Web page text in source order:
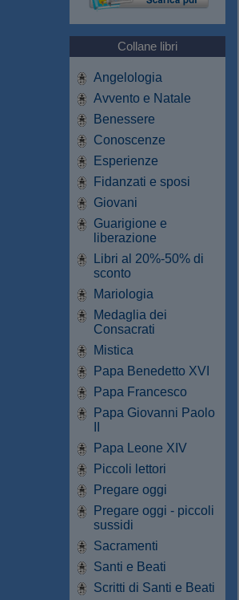
Collane libri
Angelologia
Avvento e Natale
Benessere
Conoscenze
Esperienze
Fidanzati e sposi
Giovani
Guarigione e
liberazione
Libri al 20%-50% di
sconto
Mariologia
Medaglia dei
Consacrati
Mistica
Papa Benedetto XVI
Papa Francesco
Papa Giovanni Paolo
Papa Leone XIV
Piccoli lettori
Pregare oggi
Pregare oggi - piccoli
sussidi
Sacramenti
Santi e Beati
Scritti di Santi e Beati